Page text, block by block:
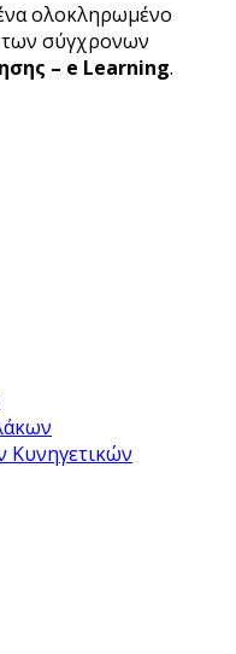
ολοκληρωμένο
σύγχρονων
– e Learning.
Κυνηγετικών